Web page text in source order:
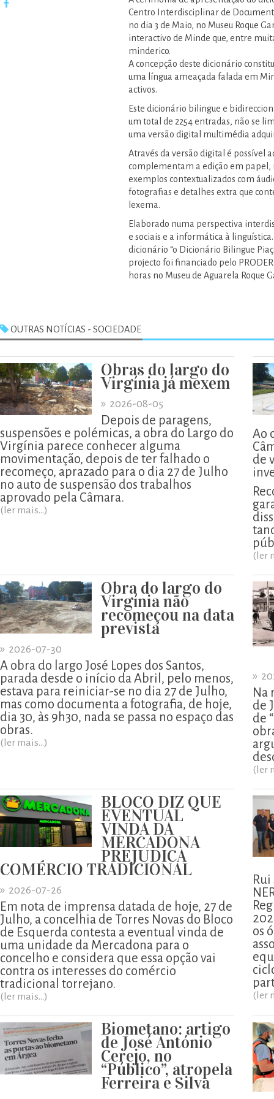
Centro Interdisciplinar de
no dia 3 de Maio, no Museu Roque
interactivo de Minde que, entre
minderico.
A concepção deste dicionário
uma língua ameaçada falada em
activos.
Este dicionário bilingue e
um total de 2254 entradas, não se
uma versão digital multimédia
Através da versão digital é possível
complementam a edição em papel,
exemplos contextualizados com
fotografias e detalhes extra que
lexema.
Elaborado numa perspectiva
e sociais e a informática à
dicionário “o Dicionário Bilingue
projecto foi financiado pelo
horas no Museu de Aguarela Roque
OUTRAS NOTÍCIAS - SOCIEDADE
Obras do largo do
Virgínia já mexem
» 2026-08-05
Depois de paragens,
suspensões e polémicas, a obra do Largo do
Virgínia parece conhecer alguma
movimentação, depois de ter falhado o
recomeço, aprazado para o dia 27 de Julho
no auto de suspensão dos trabalhos
aprovado pela Câmara.
(ler mais...)
Ao
de
(ler
Obra do largo do
Virgínia não
recomeçou na data
prevista
» 2026-07-30
A obra do largo José Lopes dos Santos,
parada desde o início da Abril, pelo menos,
estava para reiniciar-se no dia 27 de Julho,
mas como documenta a fotografia, de hoje,
dia 30, às 9h30, nada se passa no espaço das
obras.
(ler mais...)
»
Na
de
de
(ler
BLOCO DIZ QUE
EVENTUAL
VINDA DA
MERCADONA
PREJUDICA
COMÉRCIO TRADICIONAL
» 2026-07-26
Em nota de imprensa datada de hoje, 27 de
Julho, a concelhia de Torres Novas do Bloco
de Esquerda contesta a eventual vinda de
uma unidade da Mercadona para o
concelho e considera que essa opção vai
contra os interesses do comércio
tradicional torrejano.
(ler mais...)
os
(ler
Biometano: artigo
de José António
Cerejo, no
“Público”, atropela
Ferreira e Silva